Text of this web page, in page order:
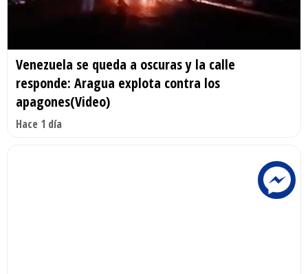
Venezuela se queda a oscuras y la calle
responde: Aragua explota contra los
apagones(Video)
Hace 1 día